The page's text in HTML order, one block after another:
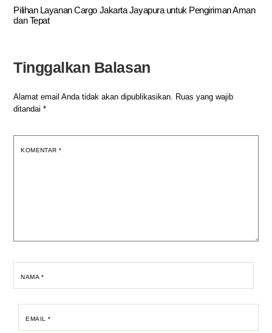
Pilihan Layanan Cargo Jakarta Jayapura untuk Pengiriman Aman
dan Tepat
Tinggalkan Balasan
Alamat email Anda tidak akan dipublikasikan.
Ruas yang wajib
ditandai*
KOMENTAR*
NAMA *
EMAIL *